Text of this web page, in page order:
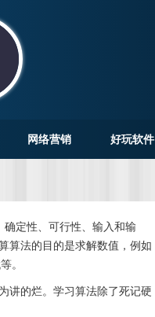
网络营销 好玩软件
定性、可行性、输入和输
算法的目的是求解数值，例如
。
讲的烂。学习算法除了死记硬